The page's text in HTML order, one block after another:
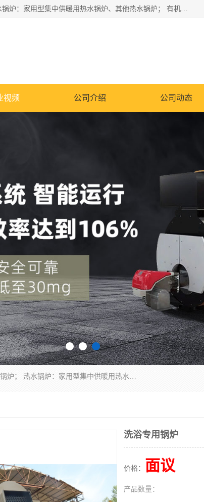
蒸汽锅炉：水管锅炉、火管锅炉、混合式锅炉、其他蒸汽锅炉； 热水锅炉：家用型集中供暖用热水锅炉、其他热水锅炉； 有机热载体锅炉； 船用蒸汽锅炉； （锅炉用辅助设备及装置）蒸汽冷凝器：表面冷凝器、混合式冷凝器、空冷式冷凝器、其他蒸汽冷凝器； 锅炉用辅助设备：节热器、蒸汽收集器、蓄能器、烟垢清除器、气体回收器、泥渣刮除器、空气预热器、其他锅炉用辅助设备；
视频 公司介绍 公司动态
蒸汽锅炉：水管锅炉、火管锅炉、混合式锅炉、其他蒸汽锅炉； 热水锅炉：家用型集中供暖用热水锅炉、其他热水锅炉； 有机热载体锅炉； 船用蒸汽锅炉； （锅炉用辅助设备及装置）蒸汽冷凝器：表面冷凝器、混合式冷凝器、空冷式冷凝器、其他蒸汽冷凝器； 锅炉用辅助设备：节热器、蒸汽收集器、蓄能器、烟垢清除器、气体回收器、泥渣刮除器、空气预热器、其他锅炉用辅助设备；
洗浴专用锅炉
价格： 面议
产品数量：